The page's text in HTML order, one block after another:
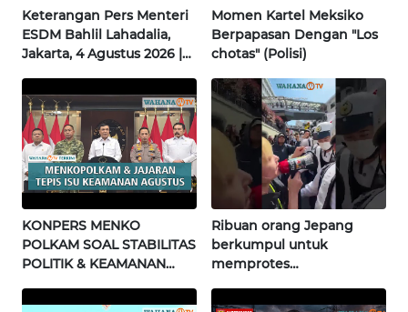
Keterangan Pers Menteri
ESDM Bahlil Lahadalia,
Jakarta, 4 Agustus 2026 |
Momen Kartel Meksiko
Berpapasan Dengan "Los
chotas" (Polisi)
KONPERS MENKO
POLKAM SOAL STABILITAS
POLITIK & KEAMANAN
Terkini
Ribuan orang Jepang
berkumpul untuk
memprotes
pertama di Fujisawa
WN
LAMPUNG
WN
JATENG
WN
NUSANTARA
JOGJA
JATIM